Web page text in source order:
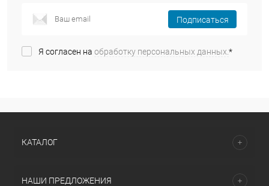
Подписаться
Я согласен на обработку персональных данных.*
КАТАЛОГ
НАШИ ПРЕДЛОЖЕНИЯ